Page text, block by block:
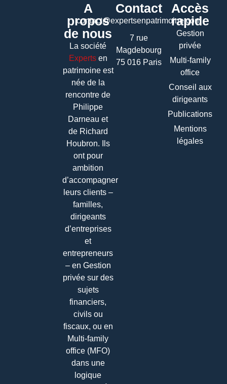
A
propos
de nous
La société
Expertsen
patrimoine est
née de la
rencontre de
Philippe
Darneau et
de Richard
Houbron. Ils
ont pour
ambition
d’accompagner
leurs clients –
familles,
dirigeants
d’entreprises
et
entrepreneurs
– en Gestion
privée sur des
sujets
financiers,
civils ou
fiscaux, ou en
Multi-family
office (MFO)
dans une
logique
Contact
contact@expertsenpatrimoine.com
7 rue
Magdebourg
75 016 Paris
Accès
rapide
Gestion
privée
Multi-family
office
Conseil aux
dirigeants
Publications
Mentions
légales